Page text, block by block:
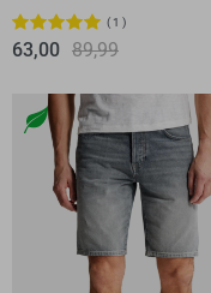
1
63,00 89,99